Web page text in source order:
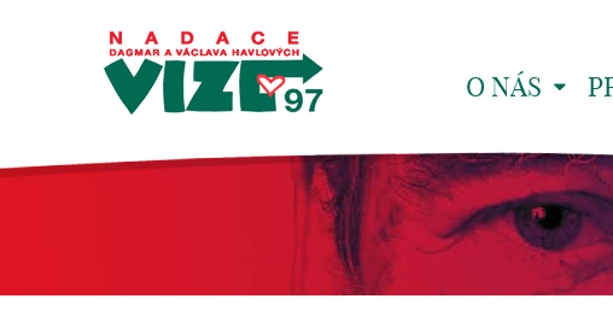
O NÁS